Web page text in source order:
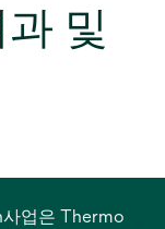
및
업은 Thermo